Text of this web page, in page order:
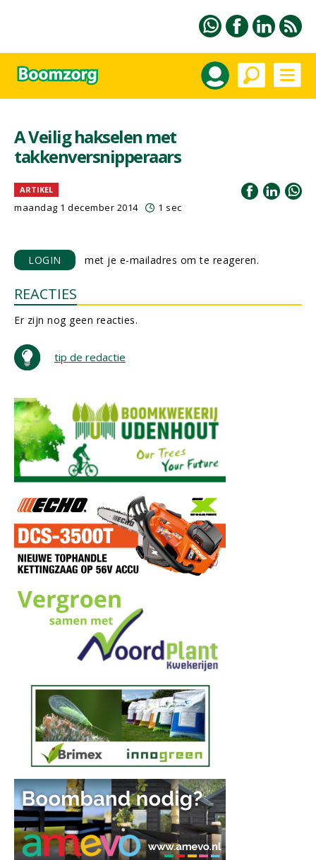
A Veilig hakselen met
takkenversnipperaars
ARTIKEL
maandag 1 december 2014 1 sec
LOGIN met je e-mailadres om te reageren.
REACTIES
Er zijn nog geen reacties.
tip de redactie